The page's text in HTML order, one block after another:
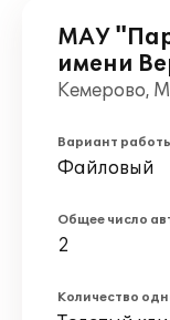
МАУ
имени
Кемерово,
Вариант
Файловый
Общее число
2
Количество